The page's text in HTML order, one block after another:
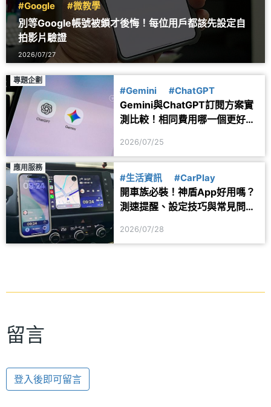
#Google #微教學
別等Google帳號被鎖才後悔！每位用戶都該先設定自
拍影片驗證
2026/07/27
專題企劃
#Gemini #ChatGPT
Gemini與ChatGPT訂閱方案實
測比較！相同費用哪一個更好
2026/07/25
應用服務
#生活資訊 #CarPlay
開車族必裝！神盾App好用嗎？
測速提醒、設定技巧與常見問題
2026/07/28
留言
登入後即可留言